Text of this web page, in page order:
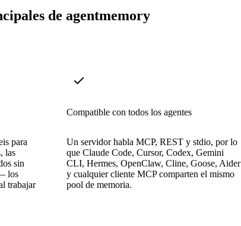
de agentmemory
para
las
sin
los
trabajar
Compatible con todos los agentes
Un servidor habla MCP, REST y stdio, por lo
que Claude Code, Cursor, Codex, Gemini
CLI, Hermes, OpenClaw, Cline, Goose, Aider
y cualquier cliente MCP comparten el mismo
pool de memoria.